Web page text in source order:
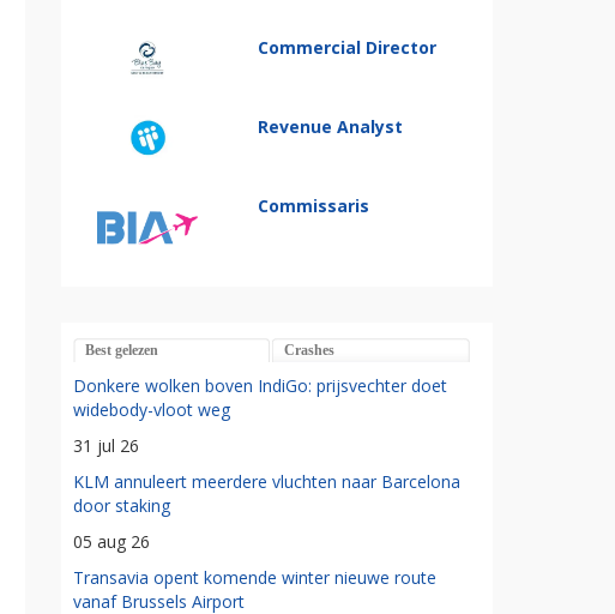
Commercial Director
Revenue Analyst
Commissaris
Best gelezen Crashes
Donkere wolken boven IndiGo: prijsvechter doet
widebody-vloot weg
31 jul 26
KLM annuleert meerdere vluchten naar Barcelona
door staking
05 aug 26
Transavia opent komende winter nieuwe route
vanaf Brussels Airport